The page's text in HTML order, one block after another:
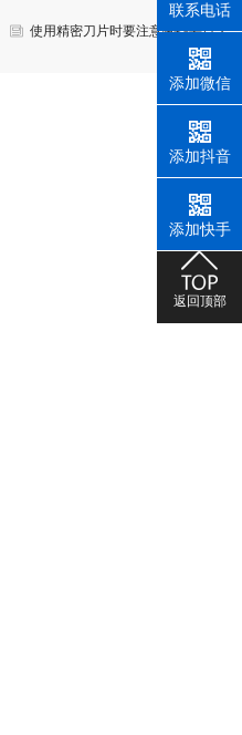
法？
使用精密刀片时要注意哪些要点？
联系电话
添加微信
添加抖音
添加快手
返回顶部